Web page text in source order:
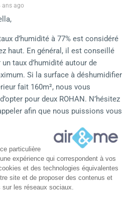
ans ago
d’humidité à 77% est considéré
haut. En général, il est conseillé
taux d’humidité autour de
Si la surface à déshumidifier
fait 160m², nous vous
pour deux ROHAN. N’hésitez
afin que nous puissions vous
particulière
expérience qui correspondent à vos
et des technologies équivalentes
site et de proposer des contenus et
les réseaux sociaux.